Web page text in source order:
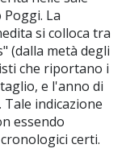
Poggi. La
si colloca tra
(dalla metà degli
che riportano i
e l'anno di
indicazione
essendo
certi.